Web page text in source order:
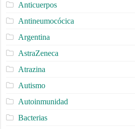
Anticuerpos
Antineumocócica
Argentina
AstraZeneca
Atrazina
Autismo
Autoinmunidad
Bacterias